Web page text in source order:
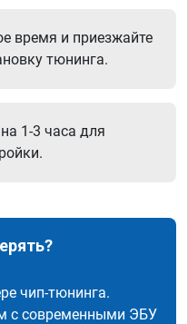
время и приезжайте
тюнинга.
1-3 часа для
чип-тюнинга.
с современными ЭБУ